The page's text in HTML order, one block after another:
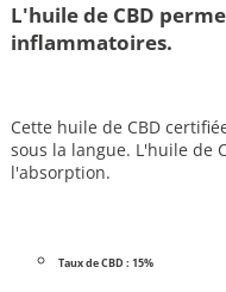
L'huile de CBD
inflammatoires.
Cette huile de CBD
sous la langue. L'huile de
l'absorption.
Taux de CBD : 15%